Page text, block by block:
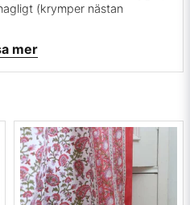
(krymper nästan
för tunna kläder eller som ett
hand av skickliga
tekniken heter Mangalgiri
Dastkar.
kvinnor på landsbygden för att
kompetens har överförts
mer